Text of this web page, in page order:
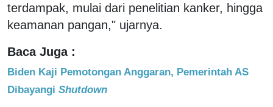
terdampak, mulai dari penelitian kanker, hingga
keamanan pangan," ujarnya.
Baca Juga :
Biden Kaji Pemotongan Anggaran, Pemerintah AS
Dibayangi Shutdown